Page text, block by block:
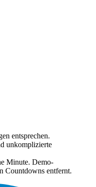
entsprechen.
unkomplizierte
Minute. Demo-
Countdowns entfernt.